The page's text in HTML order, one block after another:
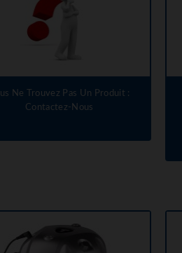
Ne Trouvez Pas Un Produit :
Contactez-Nous